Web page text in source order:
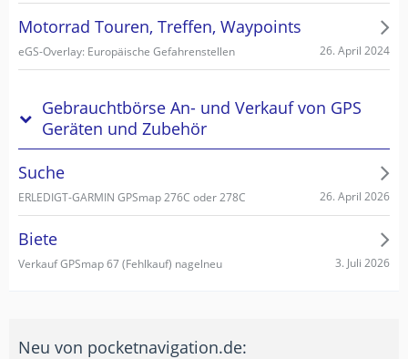
Motorrad Touren, Treffen, Waypoints
eGS-Overlay: Europäische Gefahrenstellen 26. April 2024
Gebrauchtbörse An- und Verkauf von GPS
Geräten und Zubehör
Suche
ERLEDIGT-GARMIN GPSmap 276C oder 278C 26. April 2026
Biete
Verkauf GPSmap 67 (Fehlkauf) nagelneu 3. Juli 2026
Neu von pocketnavigation.de: